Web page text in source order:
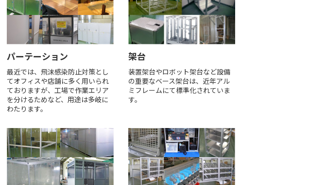
パーテーション
最近では、飛沫感染防止対策とし
てオフィスや店舗に多く用いられ
ておりますが、工場で作業エリア
を分けるためなど、用途は多岐に
わたります。
架台
装置架台やロボット架台など設備
の重要なベース架台は、近年アル
ミフレームにて標準化されていま
す。